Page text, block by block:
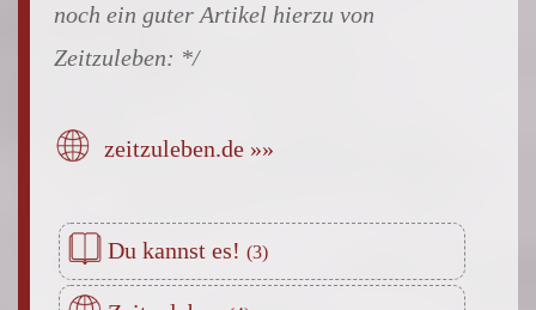
noch ein guter Artikel hierzu von
Zeitzuleben:
zeitzuleben.de »»
Du kannst es!